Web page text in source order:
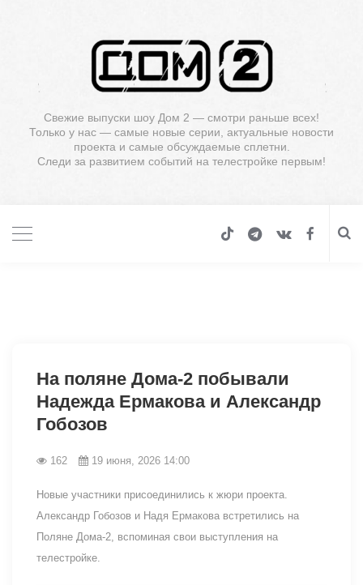
Свежие выпуски шоу Дом 2 — смотри раньше всех!
Только у нас — самые новые серии, актуальные новости
проекта и самые обсуждаемые сплетни.
Следи за развитием событий на телестройке первым!
На поляне Дома-2 побывали
Надежда Ермакова и Александр
Гобозов
162 19 июня, 2026 14:00
Новые участники присоединились к жюри проекта.
Александр Гобозов и Надя Ермакова встретились на
Поляне Дома-2, вспоминая свои выступления на
телестройке.